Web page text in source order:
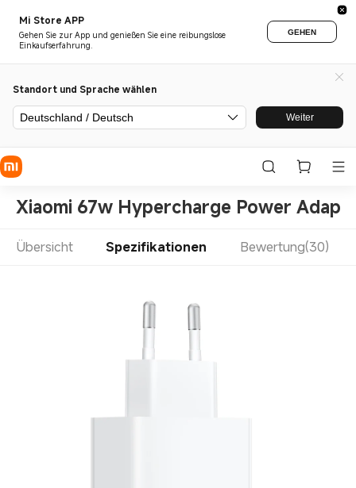
Mi Store APP
Gehen Sie zur App und genießen Sie eine reibungslose
Einkaufserfahrung.
GEHEN
Standort und Sprache wählen
Deutschland / Deutsch Weiter
Xiaomi 67w Hypercharge Power
Übersicht Spezifikationen Bewertung(30)